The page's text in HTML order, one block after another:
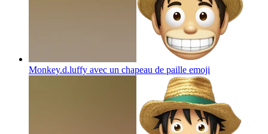
Monkey.d.luffy avec un chapeau de paille emoji